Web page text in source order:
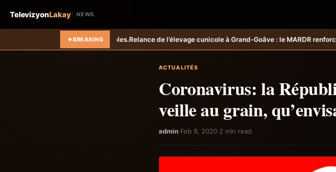
TelevizyonLakay NEWS
BREAKING
Relance de l’élevage cunicole à Grand-Goâve : le MARDR renforce les capacités des ménages
ACTUALITÉS
Coronavirus: la
veille au grain,
admin·Feb 8, 2020·2 min read